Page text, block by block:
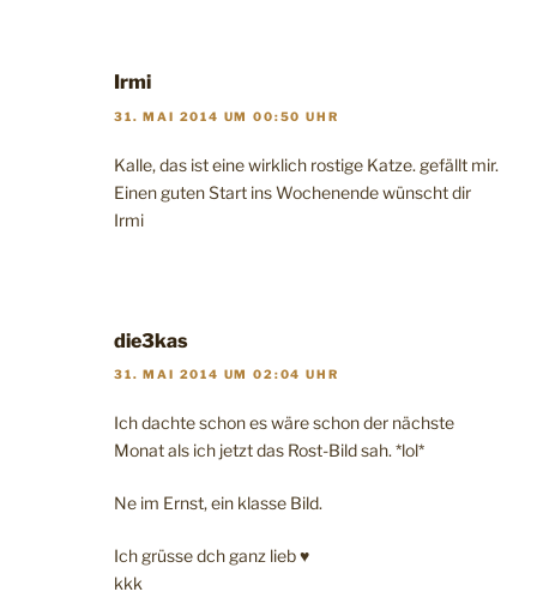
Irmi
31. MAI 2014 UM 00:50 UHR
Kalle, das ist eine wirklich rostige Katze. gefällt mir.
Einen guten Start ins Wochenende wünscht dir
Irmi
die3kas
31. MAI 2014 UM 02:04 UHR
Ich dachte schon es wäre schon der nächste
Monat als ich jetzt das Rost-Bild sah. *lol*
Ne im Ernst, ein klasse Bild.
Ich grüsse dch ganz lieb ♥
kkk